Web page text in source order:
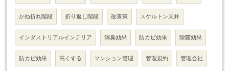
かね折れ階段 折り返し階段 改善策 スケルトン天井
インダストリアルインテリア 消臭効果 防カビ効果 除菌効果
防カビ効果 高くする マンション管理 管理規約 管理会社